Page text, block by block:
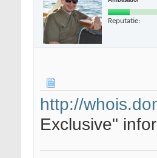
Reputatie:
http://
Exclusive"